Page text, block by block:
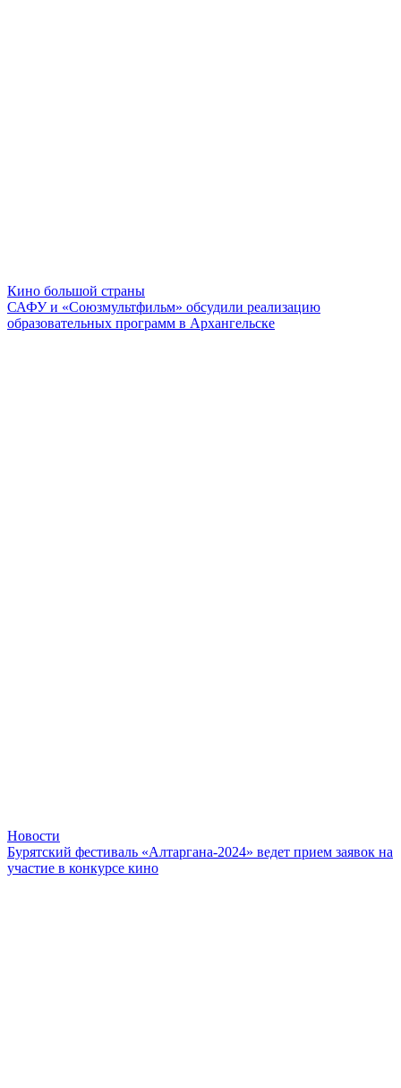
Кино большой страны
САФУ и «Союзмультфильм» обсудили реализацию
образовательных программ в Архангельске
Новости
Бурятский фестиваль «Алтаргана-2024» ведет прием заявок на
участие в конкурсе кино